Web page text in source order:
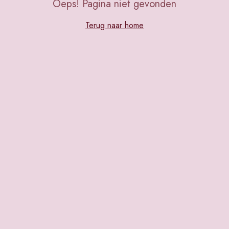
Oeps! Pagina niet gevonden
Terug naar home